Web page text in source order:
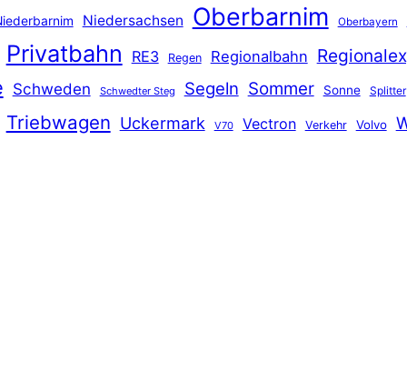
Niedersachsen Oberbarnim Oberbayern
Privatbahn RE3 Regen Regionalbahn
Schweden Schwedter Steg Segeln Sommer Sonne Splitter
Triebwagen Uckermark V70 Vectron Verkehr Volvo